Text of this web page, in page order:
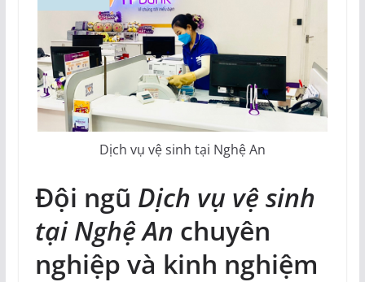
Dịch vụ vệ sinh tại Nghệ An
Đội ngũ Dịch vụ vệ sinh
tại Nghệ An chuyên
nghiệp và kinh nghiệm